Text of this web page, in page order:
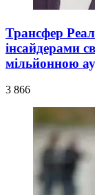
Трансфер
інсайдерами
мільйонною
3 866